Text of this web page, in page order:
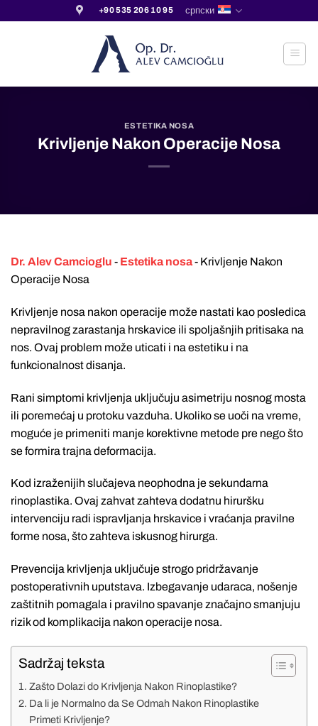
+90 535 206 10 95 српски
ESTETIKA NOSA
Krivljenje Nakon Operacije Nosa
Dr. Alev Camcioglu - Estetika nosa- Krivljenje Nakon
Operacije Nosa
Krivljenje nosa nakon operacije može nastati kao posledica
nepravilnog zarastanja hrskavice ili spoljašnjih pritisaka na
nos. Ovaj problem može uticati i na estetiku i na
funkcionalnost disanja.
Rani simptomi krivljenja uključuju asimetriju nosnog mosta
ili poremećaj u protoku vazduha. Ukoliko se uoči na vreme,
moguće je primeniti manje korektivne metode pre nego što
se formira trajna deformacija.
Kod izraženijih slučajeva neophodna je sekundarna
rinoplastika. Ovaj zahvat zahteva dodatnu hiruršku
intervenciju radi ispravljanja hrskavice i vraćanja pravilne
forme nosa, što zahteva iskusnog hirurga.
Prevencija krivljenja uključuje strogo pridržavanje
postoperativnih uputstava. Izbegavanje udaraca, nošenje
zaštitnih pomagala i pravilno spavanje značajno smanjuju
rizik od komplikacija nakon operacije nosa.
Sadržaj teksta
Zašto Dolazi do Krivljenja Nakon Rinoplastike?
Da li je Normalno da Se Odmah Nakon Rinoplastike
Primeti Krivljenje?